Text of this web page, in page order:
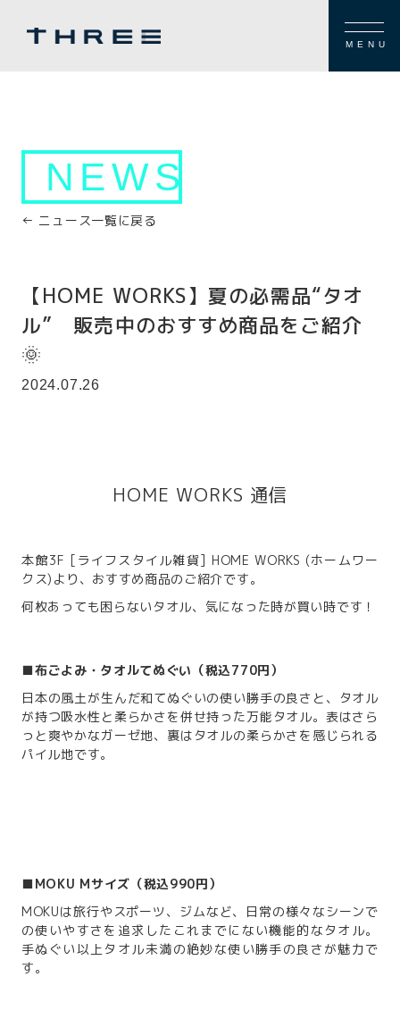
MENU
NEWS
← ニュース一覧に戻る
【HOME WORKS】夏の必需品“タオ
ル” 販売中のおすすめ商品をご紹介
🌞
2024.07.26
HOME WORKS 通信
本館3F [ライフスタイル雑貨] HOME WORKS (ホームワー
クス)より、おすすめ商品のご紹介です。
何枚あっても困らないタオル、気になった時が買い時です！
■布ごよみ・タオルてぬぐい（税込770円）
日本の風土が生んだ和てぬぐいの使い勝手の良さと、タオル
が持つ吸水性と柔らかさを併せ持った万能タオル。表はさら
っと爽やかなガーゼ地、裏はタオルの柔らかさを感じられる
パイル地です。
■MOKU Mサイズ（税込990円）
MOKUは旅行やスポーツ、ジムなど、日常の様々なシーンで
の使いやすさを追求したこれまでにない機能的なタオル。
手ぬぐい以上タオル未満の絶妙な使い勝手の良さが魅力で
す。